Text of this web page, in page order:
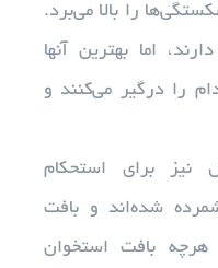
را بالا می‌برد.
اما بهترین آنها
را درگیر می‌کنند و
نیز برای استحکام
شده‌اند و بافت
هرچه بافت استخوان